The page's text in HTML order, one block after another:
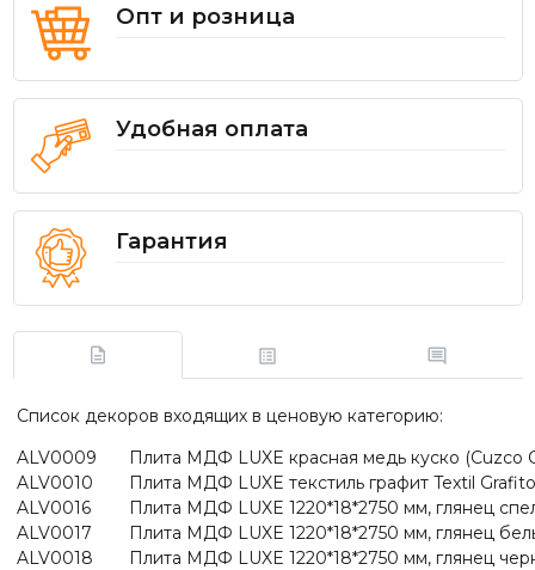
Опт и розница
Удобная оплата
Гарантия
Список декоров входящих в ценовую категорию:
ALV0009
Плита МДФ LUXE красная медь куско (Cuzco
ALV0010
Плита МДФ LUXE текстиль графит Textil
ALV0016
Плита МДФ LUXE 1220*18*2750 мм, глянец
ALV0017
Плита МДФ LUXE 1220*18*2750 мм, глянец
ALV0018
Плита МДФ LUXE 1220*18*2750 мм, глянец